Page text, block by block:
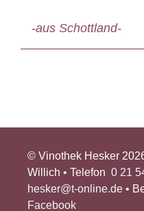
-aus Schottland-
© Vinothek Hesker
Willich • Telefon 0 21
hesker@t-online.de •
Facebook